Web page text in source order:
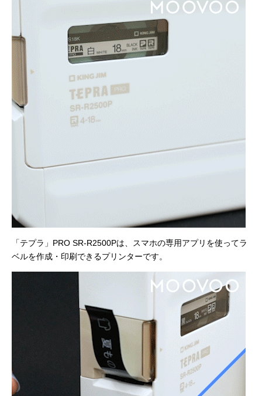
「テプラ」PRO SR-R2500Pは、スマホの専用アプリを使ってラ
ベルを作成・印刷できるプリンターです。